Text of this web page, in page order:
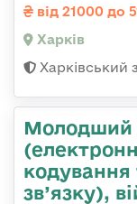
від 21000 до
Харків
Харківський
Молодший
кодування
зв’язку),